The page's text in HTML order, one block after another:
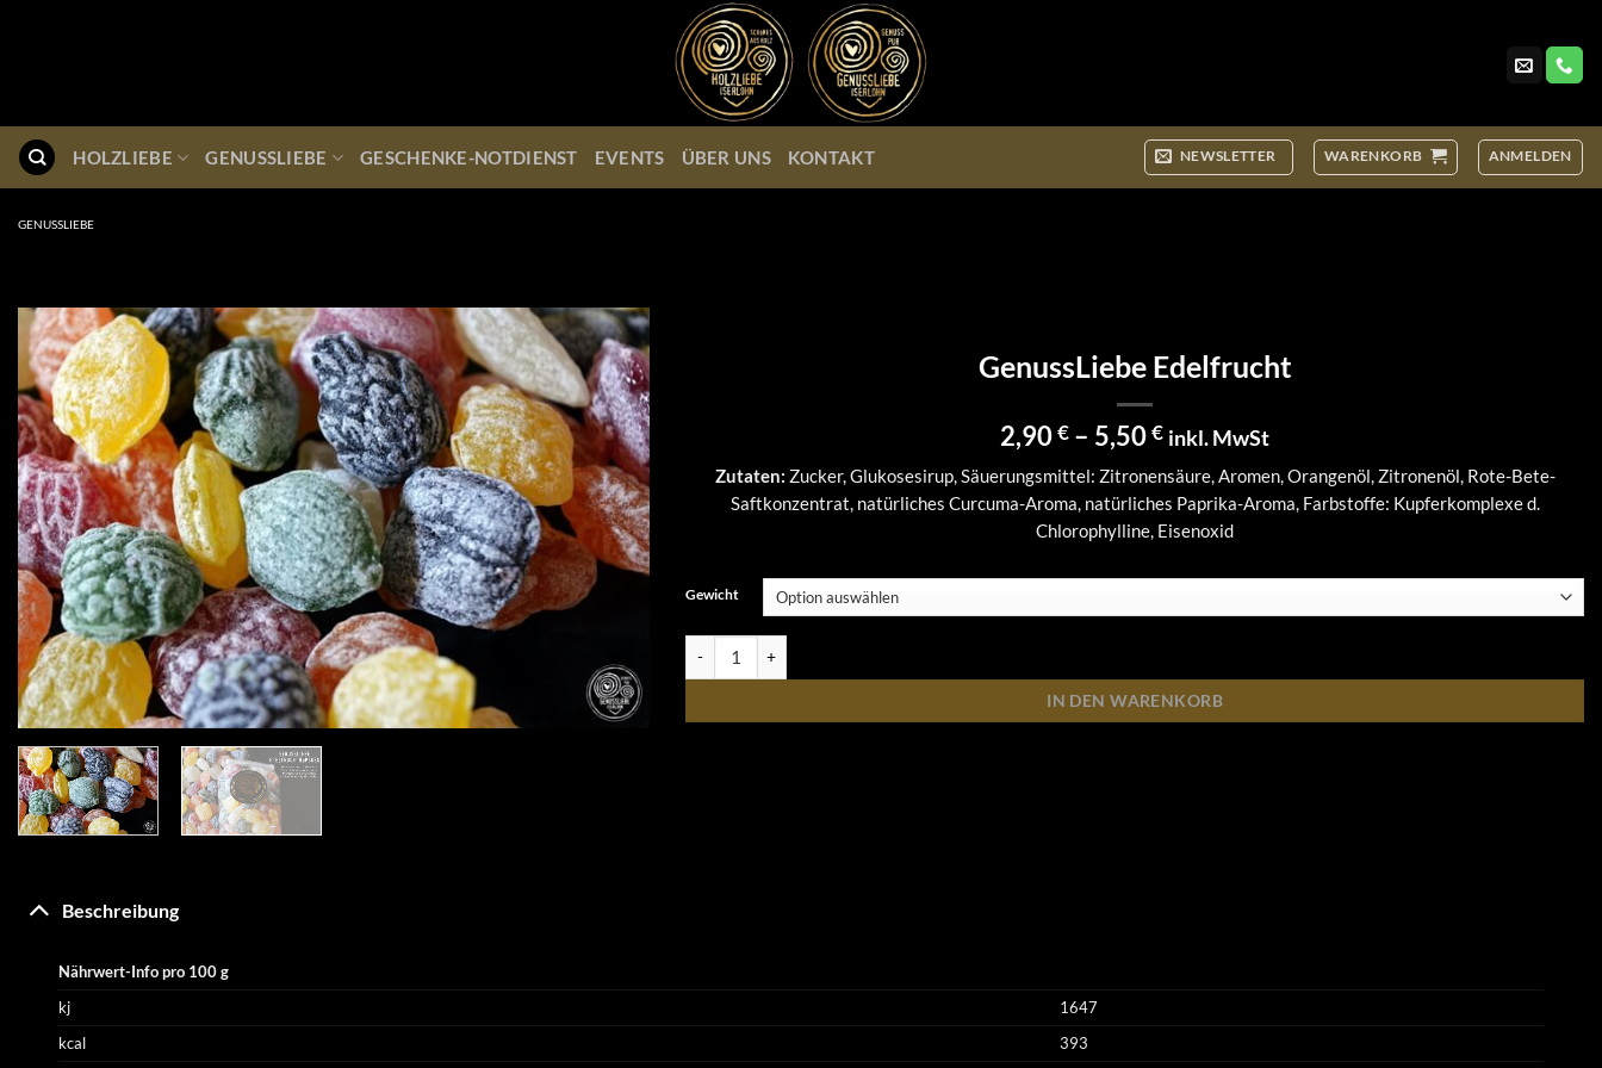
HOLZLIEBE GENUSSLIEBE GESCHENKE-NOTDIENST EVENTS ÜBER UNS KONTAKT NEWSLETTER WARENKORB ANMELDEN
GENUSSLIEBE
GenussLiebe Edelfrucht
2,90 € – 5,50 €Preisspanne:
2,90 €
bis
5,50 €
inkl. MwSt
Zutaten: Zucker, Glukosesirup, Säuerungsmittel: Zitronensäure, Aromen, Orangenöl, Zitronenöl, Rote-Bete-
Saftkonzentrat, natürliches Curcuma-Aroma, natürliches Paprika-Aroma, Farbstoffe: Kupferkomplexe d.
Chlorophylline, Eisenoxid
Gewicht
IN DEN WARENKORB
Beschreibung
Nährwert-Info pro 100 g
kj
1647
kcal
393